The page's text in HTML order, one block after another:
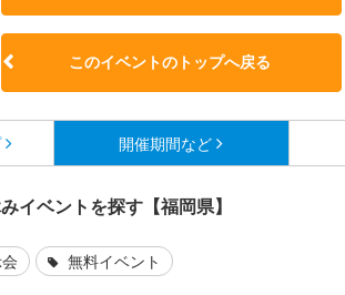
このイベントのトップへ戻る
開催期間など
イベントを探す【福岡県】
無料イベント